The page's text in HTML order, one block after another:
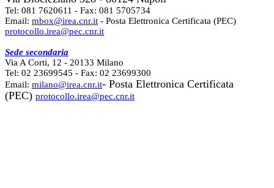
Tel: 081 7620611 - Fax: 081 5705734
Email: mbox@irea.cnr.it - Posta Elettronica Certificata (PEC)
protocollo.irea@pec.cnr.it
Sede secondaria
Via A Corti, 12 - 20133 Milano
Tel: 02 23699545 - Fax: 02 23699300
Email: milano@irea.cnr.it- Posta Elettronica Certificata
(PEC) protocollo.irea@pec.cnr.it